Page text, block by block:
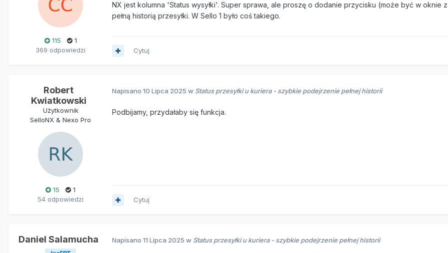
115
1
369 odpowiedzi
NX jest kolumna 'Status wysyłki'. Super sprawa, ale proszę o dodanie przycisku (może być w
pełną historią przesyłki. W Sello 1 było coś takiego.
Cytuj
Robert
Kwiatkowski
Użytkownik
SelloNX & Nexo Pro
15
1
54 odpowiedzi
Napisano 10 Lipca 2025 w Status przesyłki u kuriera - szybkie podejrzenie pełnej historii
Podbijamy, przydałaby się funkcja.
Cytuj
Daniel Salamucha Napisano 11 Lipca 2025 w Status przesyłki u kuriera - szybkie podejrzenie pełnej historii